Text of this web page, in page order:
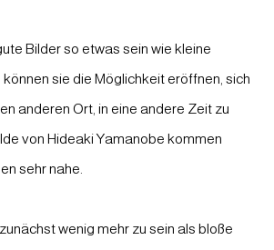
Bilder so etwas sein wie kleine
können sie die Möglichkeit eröffnen, sich
anderen Ort, in eine andere Zeit zu
von Hideaki Yamanobe kommen
sehr nahe.
wenig mehr zu sein als bloße